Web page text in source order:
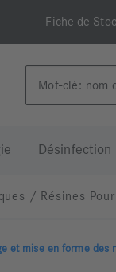
Fiche de
Désinfection
/ Résines
et mise en forme